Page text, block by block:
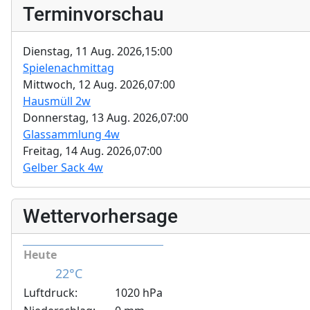
Terminvorschau
Dienstag, 11 Aug. 2026,15:00
Spielenachmittag
Mittwoch, 12 Aug. 2026,07:00
Hausmüll 2w
Donnerstag, 13 Aug. 2026,07:00
Glassammlung 4w
Freitag, 14 Aug. 2026,07:00
Gelber Sack 4w
Wettervorhersage
Heute
22°C
Luftdruck:
1020 hPa